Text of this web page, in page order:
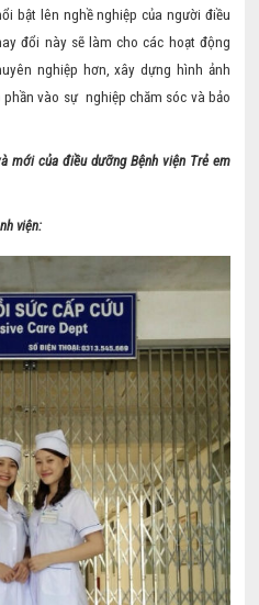
bật lên nghề nghiệp của người điều
đổi này sẽ làm cho các hoạt động
nghiệp hơn, xây dựng hình ảnh
vào sự nghiệp chăm sóc và bảo
mới của điều dưỡng Bệnh viện Trẻ em
viện: